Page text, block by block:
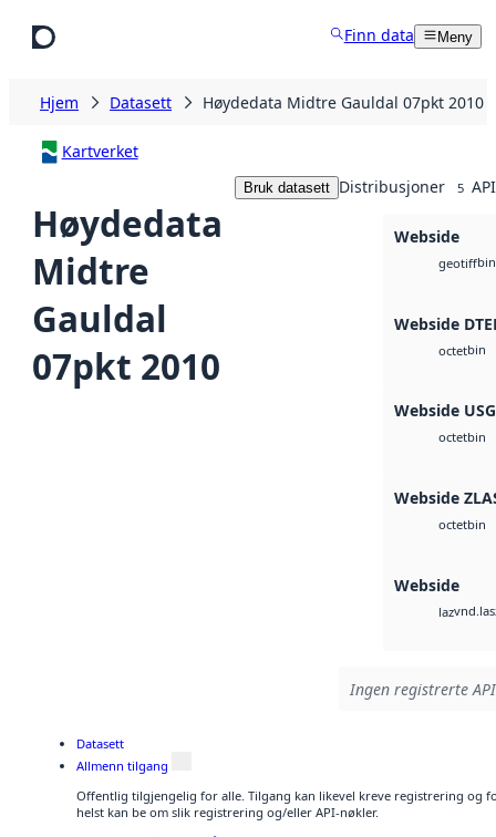
Finn data Meny
Hjem Datasett Høydedata Midtre Gauldal 07pkt 2010
Kartverket
Høydedata
Midtre
Gauldal
07pkt 2010
Bruk datasett Distribusjoner 5
Webside
geotiffbin
Webside
octetbin
Webside
octetbin
Webside
octetbin
Webside
laz
Ingen registrerte
Datasett
Allmenn tilgang
Offentlig tilgjengelig for alle. Tilgang kan likevel kreve registrering og
helst kan be om slik registrering og/eller API-nøkler.